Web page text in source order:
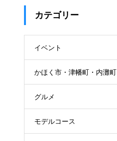
カテゴリー
イベント
かほく市・津幡町・内灘町
グルメ
モデルコース